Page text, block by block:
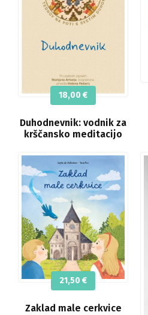
Duhodnevnik: vodnik za
krščansko meditacijo
18,00 €
Zaklad male cerkvice
21,50 €